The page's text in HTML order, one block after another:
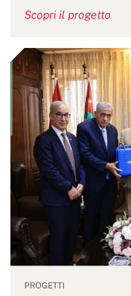
Scopri il progetto
PROGETTI